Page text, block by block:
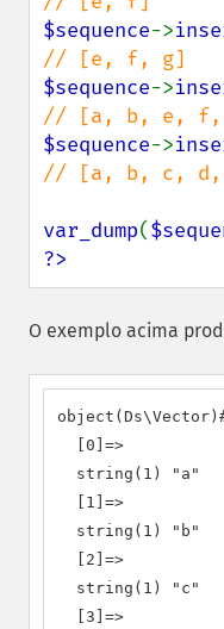
$sequence->
$sequence->
$sequence->
// [a, b, c,
var_dump(
?>
O exemplo acima
  [0]=>
  string(1) "a"
  [1]=>
  string(1) "b"
  [2]=>
  string(1) "c"
  [3]=>